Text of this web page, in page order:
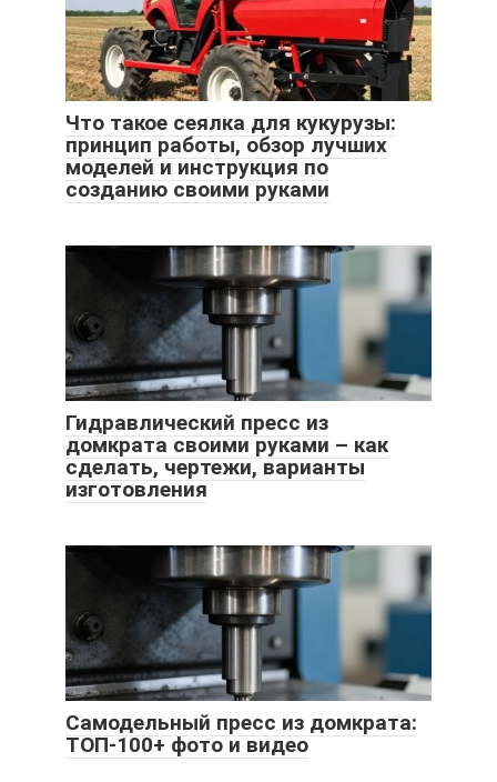
Что такое сеялка для кукурузы:
принцип работы, обзор лучших
моделей и инструкция по
созданию своими руками
Гидравлический пресс из
домкрата своими руками – как
сделать, чертежи, варианты
изготовления
Самодельный пресс из домкрата:
ТОП-100+ фото и видео